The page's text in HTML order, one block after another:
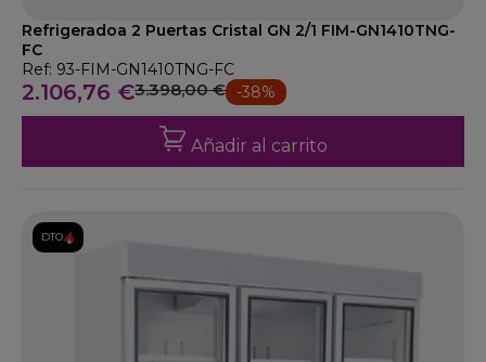
Refrigeradoa 2 Puertas Cristal GN 2/1 FIM-GN1410TNG-
FC
Ref: 93-FIM-GN1410TNG-FC
2.106,76 €3.398,00 € -38%
Añadir al carrito
DTO.